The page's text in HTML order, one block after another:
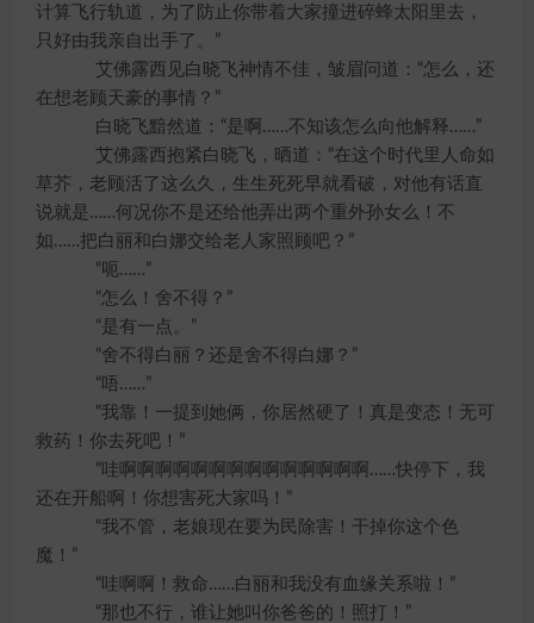
计算飞行轨道，为了防止你带着大家撞进碎蜂太阳里去，
只好由我亲自出手了。”
艾佛露西见白晓飞神情不佳，皱眉问道：“怎么，还
在想老顾天豪的事情？”
白晓飞黯然道：“是啊……不知该怎么向他解释……”
艾佛露西抱紧白晓飞，晒道：“在这个时代里人命如
草芥，老顾活了这么久，生生死死早就看破，对他有话直
说就是……何况你不是还给他弄出两个重外孙女么！不
如……把白丽和白娜交给老人家照顾吧？”
“呃……”
“怎么！舍不得？”
“是有一点。”
“舍不得白丽？还是舍不得白娜？”
“唔……”
“我靠！一提到她俩，你居然硬了！真是变态！无可
救药！你去死吧！”
“哇啊啊啊啊啊啊啊啊啊啊啊啊啊啊……快停下，我
还在开船啊！你想害死大家吗！”
“我不管，老娘现在要为民除害！干掉你这个色
魔！”
“哇啊啊！救命……白丽和我没有血缘关系啦！”
“那也不行，谁让她叫你爸爸的！照打！”